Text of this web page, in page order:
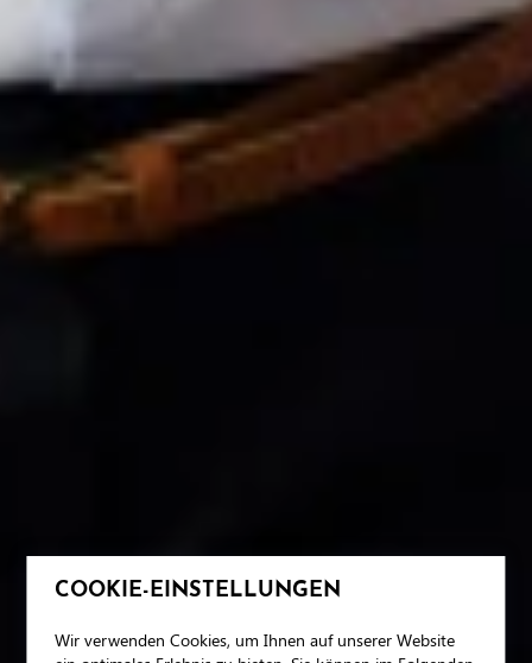
COOKIE-EINSTELLUNGEN
Wir verwenden Cookies, um Ihnen auf unserer Website